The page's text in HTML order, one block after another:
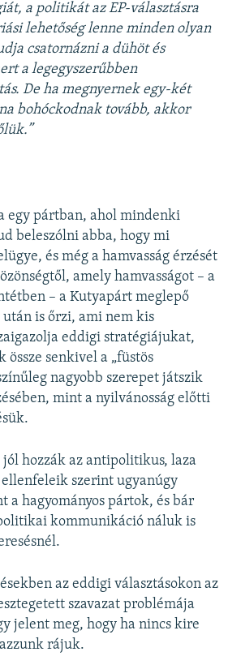
a politikát az EP-választásra
lehetőség lenne minden olyan
csatornázni a dühöt és
a legegyszerűbben
De ha megnyernek egy-két
bohóckodnak tovább, akkor
egy pártban, ahol mindenki
beleszólni abba, hogy mi
és még a hamvasság érzését
amely hamvasságot – a
– a Kutyapárt meglepő
után is őrzi, ami nem kis
eddigi stratégiájukat,
senkivel a „füstös
nagyobb szerepet játszik
mint a nyilvánosság előtti
hozzák az antipolitikus, laza
szerint ugyanúgy
a hagyományos pártok, és bár
kommunikáció náluk is
az eddigi választásokon az
szavazat problémája
jelent meg, hogy ha nincs kire
rájuk.